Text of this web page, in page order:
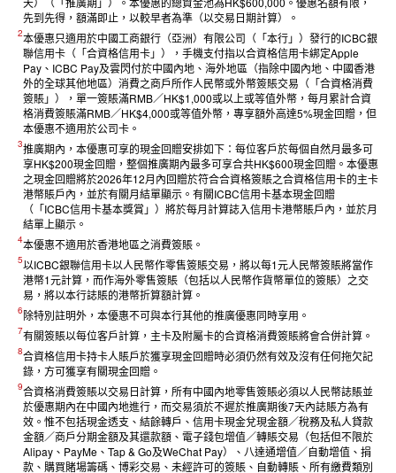
先到先得，額滿即止，以較早者為準（以交易日期計算）。
2本優惠只適用於中國工商銀行（亞洲）有限公司（「本行」）發行的ICBC銀
聯信用卡（「合資格信用卡」），手機支付指以合資格信用卡綁定Apple
Pay、ICBC Pay及雲閃付於中國內地、海外地區（指除中國內地、中國香港
外的全球其他地區）消費之商戶所作人民幣或外幣簽賬交易（「合資格消費
簽賬」），單一簽賬滿RMB／HK$1,000或以上或等值外幣，每月累計合資
格消費簽賬滿RMB／HK$4,000或等值外幣，專享額外高達5%現金回贈，但
本優惠不適用於公司卡。
3推廣期內，本優惠可享的現金回贈安排如下：每位客戶於每個自然月最多可
享HK$200現金回贈，整個推廣期內最多可享合共HK$600現金回贈。本優惠
之現金回贈將於2026年12月內回贈於符合合資格簽賬之合資格信用卡的主卡
港幣賬戶內，並於有關月結單顯示。有關ICBC信用卡基本現金回贈
（「ICBC信用卡基本獎賞」）將於每月計算誌入信用卡港幣賬戶內，並於月
結單上顯示。
4本優惠不適用於香港地區之消費簽賬。
5以ICBC銀聯信用卡以人民幣作零售簽賬交易，將以每1元人民幣簽賬將當作
港幣1元計算，而作海外零售簽賬（包括以人民幣作貨幣單位的簽賬）之交
易，將以本行誌賬的港幣折算額計算。
6除特別註明外，本優惠不可與本行其他的推廣優惠同時享用。
7有關簽賬以每位客戶計算，主卡及附屬卡的合資格消費簽賬將會合併計算。
8合資格信用卡持卡人賬戶於獲享現金回贈時必須仍然有效及沒有任何拖欠記
錄，方可獲享有關現金回贈。
9合資格消費簽賬以交易日計算，所有中國內地零售簽賬必須以人民幣誌賬並
於優惠期內在中國內地進行，而交易須於不遲於推廣期後7天內誌賬方為有
效。惟不包括現金透支、結餘轉戶、信用卡現金兌現金額／稅務及私人貸款
金額／商戶分期金額及其還款額、電子錢包增值／轉賬交易（包括但不限於
Alipay、PayMe、Tap & Go及WeChat Pay）、八達通增值／自動增值、捐
款、購買賭場籌碼、博彩交易、未經許可的簽賬、自動轉賬、所有繳費類別